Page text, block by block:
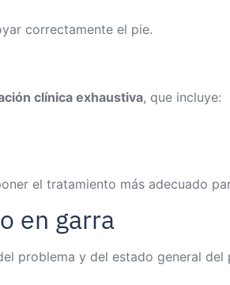
correctamente el pie.
clínica exhaustiva, que incluye:
el tratamiento más adecuado
en garra
problema y del estado general del